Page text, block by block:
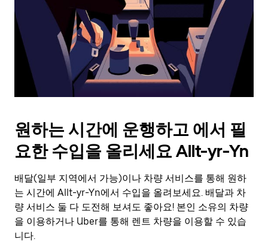
러
날
짜
캘
린
더
닫
으
려
면
Esc
키
원하는 시간에 운행하고 에서 필
요한 수입을 올리세요 Allt-yr-Yn
배달(일부 지역에서 가능)이나 차량 서비스를 통해 원하
는 시간에 Allt-yr-Yn에서 수입을 올려보세요. 배달과 차
량 서비스 둘 다 도전해 보셔도 좋아요! 본인 소유의 차량
을 이용하거나 Uber를 통해 렌트 차량을 이용할 수 있습
니다.